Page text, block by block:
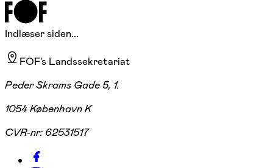
Indlæser siden...
FOF's Landssekretariat
Peder Skrams Gade 5, 1.
1054 København K
CVR-nr: 62531517